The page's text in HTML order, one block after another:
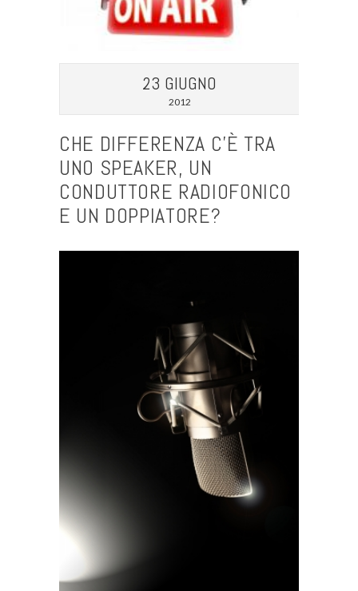
23 GIUGNO
2012
CHE DIFFERENZA C’È TRA
UNO SPEAKER, UN
CONDUTTORE RADIOFONICO
E UN DOPPIATORE?